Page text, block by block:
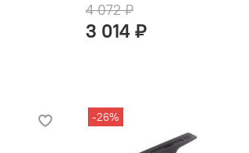
4 072 ₽
3 014 ₽
-26%